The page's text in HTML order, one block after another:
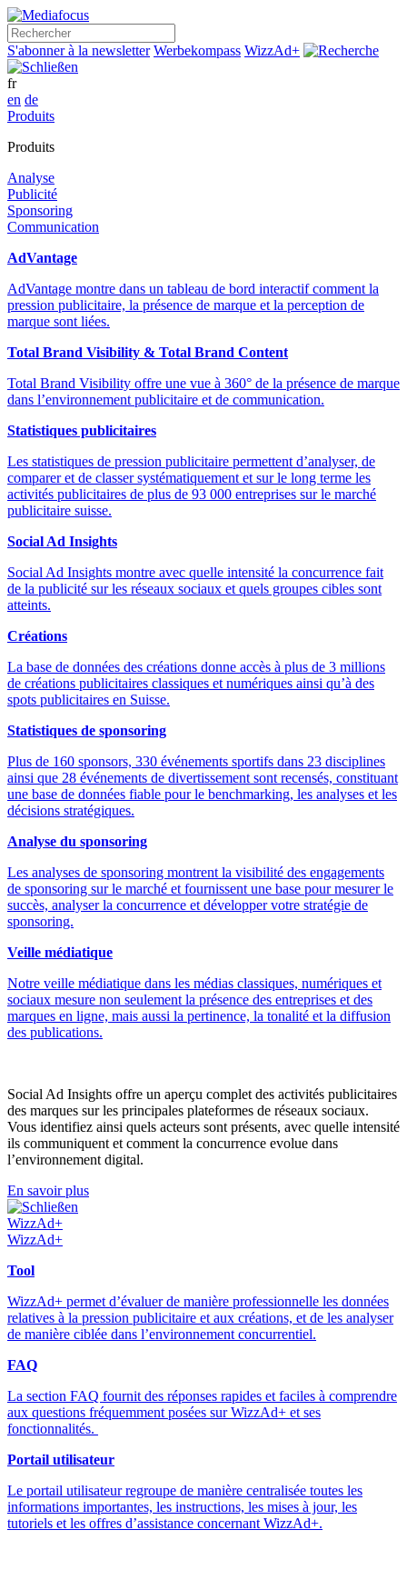
S'abonner à la newsletter Werbekompass WizzAd+ Rechercher
fr
en de
Produits
Produits
Analyse
Publicité
Sponsoring
Communication
AdVantage
AdVantage montre dans un tableau de bord interactif comment la
pression publicitaire, la présence de marque et la perception de
marque sont liées.
Total Brand Visibility & Total Brand Content
Total Brand Visibility offre une vue à 360° de la présence de marque
dans l’environnement publicitaire et de communication.
Statistiques publicitaires
Les statistiques de pression publicitaire permettent d’analyser, de
comparer et de classer systématiquement et sur le long terme les
activités publicitaires de plus de 93 000 entreprises sur le marché
publicitaire suisse.
Social Ad Insights
Social Ad Insights montre avec quelle intensité la concurrence fait
de la publicité sur les réseaux sociaux et quels groupes cibles sont
atteints.
Créations
La base de données des créations donne accès à plus de 3 millions
de créations publicitaires classiques et numériques ainsi qu’à des
spots publicitaires en Suisse.
Statistiques de sponsoring
Plus de 160 sponsors, 330 événements sportifs dans 23 disciplines
ainsi que 28 événements de divertissement sont recensés, constituant
une base de données fiable pour le benchmarking, les analyses et les
décisions stratégiques.
Analyse du sponsoring
Les analyses de sponsoring montrent la visibilité des engagements
de sponsoring sur le marché et fournissent une base pour mesurer le
succès, analyser la concurrence et développer votre stratégie de
sponsoring.
Veille médiatique
Notre veille médiatique dans les médias classiques, numériques et
sociaux mesure non seulement la présence des entreprises et des
marques en ligne, mais aussi la pertinence, la tonalité et la diffusion
des publications.
Social Ad Insights offre un aperçu complet des activités publicitaires
des marques sur les principales plateformes de réseaux sociaux.
Vous identifiez ainsi quels acteurs sont présents, avec quelle intensité
ils communiquent et comment la concurrence evolue dans
l’environnement digital.
En savoir plus
Schließen
WizzAd+
WizzAd+
Tool
WizzAd+ permet d’évaluer de manière professionnelle les données
relatives à la pression publicitaire et aux créations, et de les analyser
de manière ciblée dans l’environnement concurrentiel.
FAQ
La section FAQ fournit des réponses rapides et faciles à comprendre
aux questions fréquemment posées sur WizzAd+ et ses
fonctionnalités.
Portail utilisateur
Le portail utilisateur regroupe de manière centralisée toutes les
informations importantes, les instructions, les mises à jour, les
tutoriels et les offres d’assistance concernant WizzAd+.